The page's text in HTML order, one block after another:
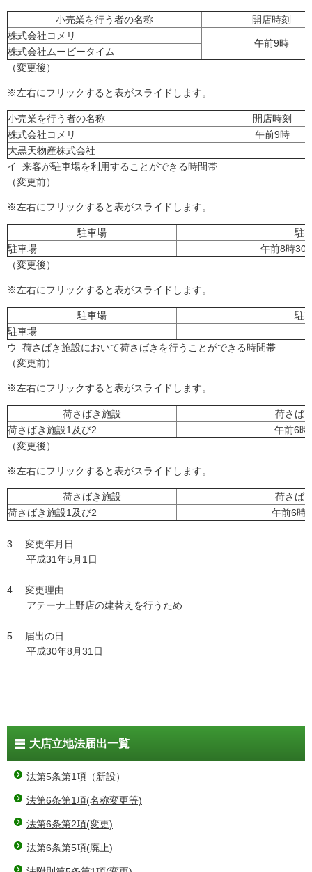
小売業を行う者の名称
開店時刻
株式会社コメリ
午前9時
株式会社ムービータイム
（変更後）
※左右にフリックすると表がスライドします。
小売業を行う者の名称
開店時刻
株式会社コメリ
午前9時
大黒天物産株式会社
イ 来客が駐車場を利用することができる時間帯
（変更前）
※左右にフリックすると表がスライドします。
駐車場
駐
駐車場
午前8時30
（変更後）
※左右にフリックすると表がスライドします。
駐車場
駐
駐車場
ウ 荷さばき施設において荷さばきを行うことができる時間帯
（変更前）
※左右にフリックすると表がスライドします。
荷さばき施設
荷さば
荷さばき施設1及び2
午前6時
（変更後）
※左右にフリックすると表がスライドします。
荷さばき施設
荷さば
荷さばき施設1及び2
午前6時
3 変更年月日
平成31年5月1日
4 変更理由
アテーナ上野店の建替えを行うため
5 届出の日
平成30年8月31日
大店立地法届出一覧
法第5条第1項（新設）
法第6条第1項(名称変更等)
法第6条第2項(変更)
法第6条第5項(廃止)